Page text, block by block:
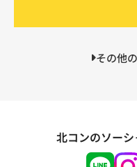
その他
北コンのソー